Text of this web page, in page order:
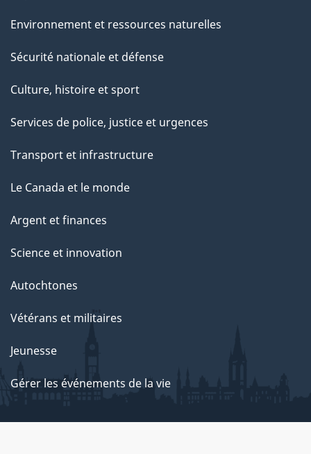
Environnement et ressources naturelles
Sécurité nationale et défense
Culture, histoire et sport
Services de police, justice et urgences
Transport et infrastructure
Le Canada et le monde
Argent et finances
Science et innovation
Autochtones
Vétérans et militaires
Jeunesse
Gérer les événements de la vie